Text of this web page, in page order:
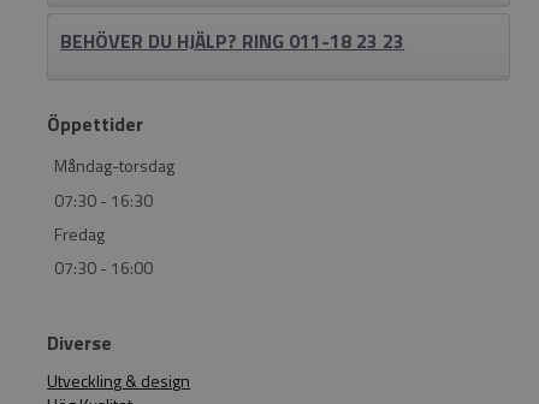
BEHÖVER DU HJÄLP? RING 011-18 23 23
Öppettider
Måndag-torsdag
07:30 - 16:30
Fredag
07:30 - 16:00
Diverse
Utveckling & design